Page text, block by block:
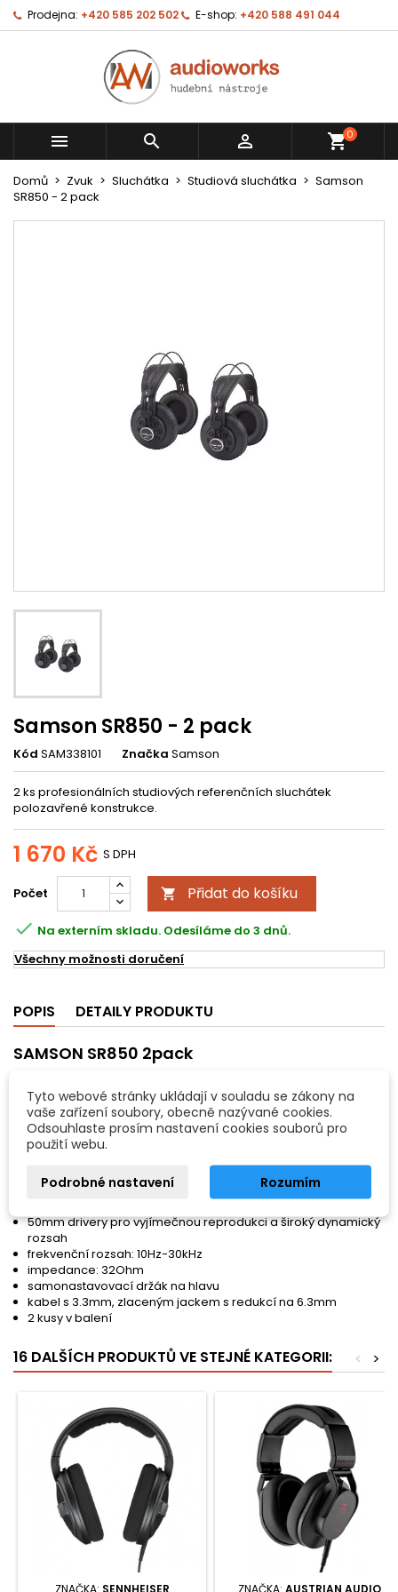
Prodejna: +420 585 202 502 E-shop: +420 588 491 044
   shopping_cart0
Domů Zvuk Sluchátka Studiová sluchátka
Samson
SR850 - 2 pack
Samson SR850 - 2 pack
Kód SAM338101 Značka Samson
2 ks profesionálních studiových referenčních sluchátek
polozavřené konstrukce.
1 670 Kč S DPH
Počet  Přidat do košíku
 Na externím skladu. Odesíláme do 3 dnů.
Všechny možnosti doručení
POPIS DETAILY PRODUKTU
SAMSON SR850 2pack
konstrukce, 50mm drivery pro vyjímečnou reprodukci a široký
dynamický rozsah, frekvenční rozsah: 10Hz-30kHz, impedance:
32Ohm, samonastavovací držák na hlavu, kabel s 3.3mm,
zlaceným jackem s redukcí na 6.3mm.
profesionální studiová referenční sluchátka
50mm drivery pro vyjímečnou reprodukci a široký dynamický
rozsah
frekvenční rozsah: 10Hz-30kHz
impedance: 32Ohm
samonastavovací držák na hlavu
kabel s 3.3mm, zlaceným jackem s redukcí na 6.3mm
2 kusy v balení
16 DALŠÍCH PRODUKTŮ VE STEJNÉ KATEGORII: >
<
ZNAČKA: SENNHEISER ZNAČKA: AUSTRIAN AUDIO
Tyto webové stránky ukládají v souladu se zákony na
vaše zařízení soubory, obecně nazývané cookies.
Odsouhlaste prosím nastavení cookies souborů pro
použití webu.
Podrobné nastavení Rozumím